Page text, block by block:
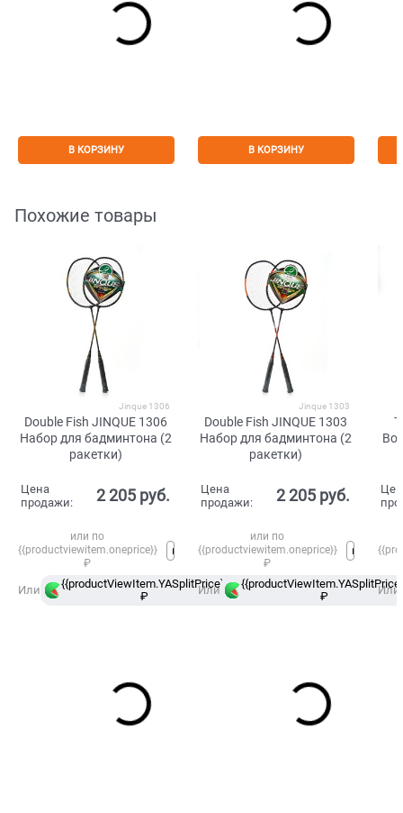
В КОРЗИНУ В КОРЗИНУ
Похожие товары
Jinque 1306
Double Fish JINQUE 1306
Набор для бадминтона (2
ракетки)
Цена
продажи:
2 205 руб.
или по
{{productviewitem.oneprice}}
₽
Или
{{productViewItem.YASplitPrice}}
₽
в
Сплит
Jinque 1303
Double Fish JINQUE 1303
Набор для бадминтона (2
ракетки)
Цена
продажи:
2 205 руб.
или по
{{productviewitem.oneprice}}
₽
Или
₽
Или